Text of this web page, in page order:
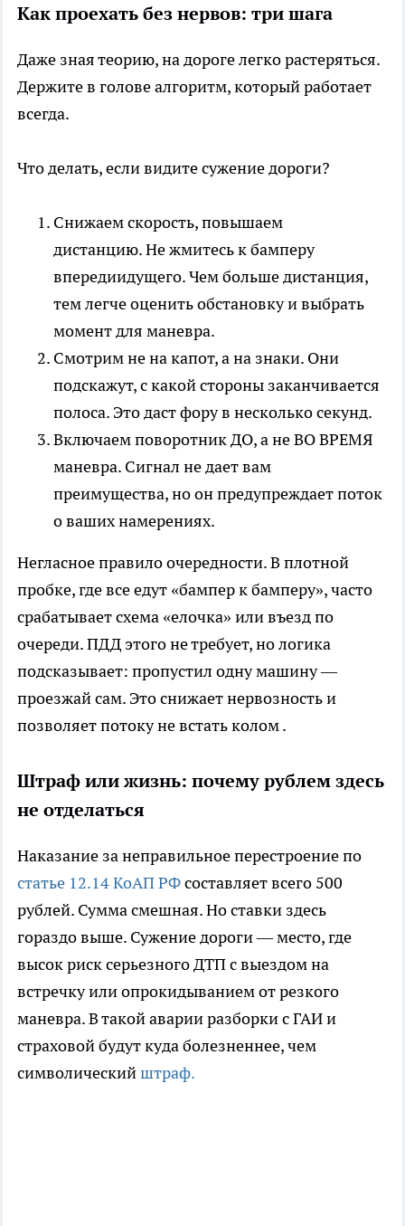
Как проехать без нервов: три шага
Даже зная теорию, на дороге легко растеряться.
Держите в голове алгоритм, который работает
всегда.
Что делать, если видите сужение дороги?
Снижаем скорость, повышаем
дистанцию. Не жмитесь к бамперу
впередиидущего. Чем больше дистанция,
тем легче оценить обстановку и выбрать
момент для маневра.
Смотрим не на капот, а на знаки. Они
подскажут, с какой стороны заканчивается
полоса. Это даст фору в несколько секунд.
Включаем поворотник ДО, а не ВО ВРЕМЯ
маневра. Сигнал не дает вам
преимущества, но он предупреждает поток
о ваших намерениях.
Негласное правило очередности. В плотной
пробке, где все едут «бампер к бамперу», часто
срабатывает схема «елочка» или въезд по
очереди. ПДД этого не требует, но логика
подсказывает: пропустил одну машину —
проезжай сам. Это снижает нервозность и
позволяет потоку не встать колом .
Штраф или жизнь: почему рублем здесь
не отделаться
Наказание за неправильное перестроение по
статье 12.14 КоАП РФсоставляет всего 500
рублей. Сумма смешная. Но ставки здесь
гораздо выше. Сужение дороги — место, где
высок риск серьезного ДТП с выездом на
встречку или опрокидыванием от резкого
маневра. В такой аварии разборки с ГАИ и
страховой будут куда болезненнее, чем
символическийштраф.